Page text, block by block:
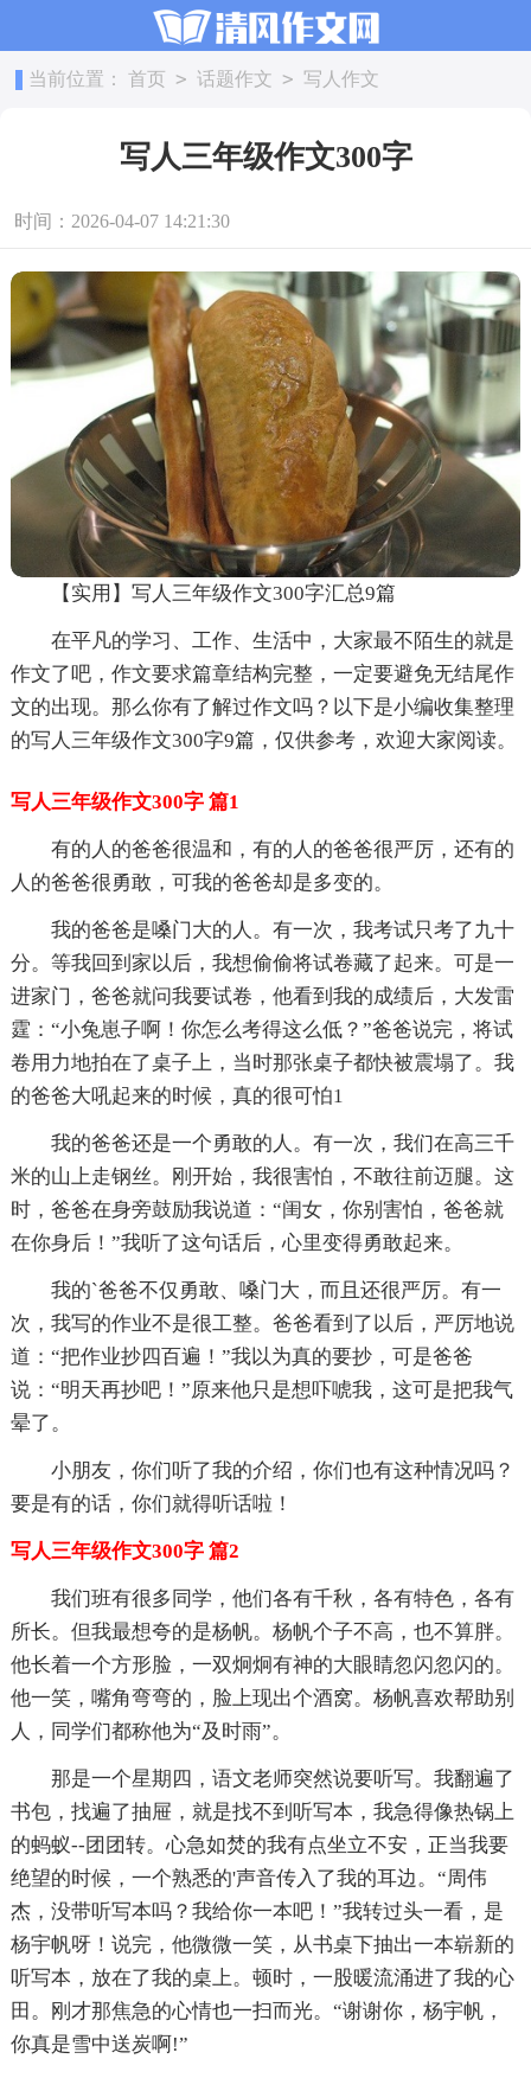
当前位置： 首页 > 话题作文 > 写人作文
写人三年级作文300字
时间：2026-04-07 14:21:30
【实用】写人三年级作文300字汇总9篇
在平凡的学习、工作、生活中，大家最不陌生的就是
作文了吧，作文要求篇章结构完整，一定要避免无结尾作
文的出现。那么你有了解过作文吗？以下是小编收集整理
的写人三年级作文300字9篇，仅供参考，欢迎大家阅读。
写人三年级作文300字 篇1
有的人的爸爸很温和，有的人的爸爸很严厉，还有的
人的爸爸很勇敢，可我的爸爸却是多变的。
我的爸爸是嗓门大的人。有一次，我考试只考了九十
分。等我回到家以后，我想偷偷将试卷藏了起来。可是一
进家门，爸爸就问我要试卷，他看到我的成绩后，大发雷
霆：“小兔崽子啊！你怎么考得这么低？”爸爸说完，将试
卷用力地拍在了桌子上，当时那张桌子都快被震塌了。我
的爸爸大吼起来的时候，真的很可怕1
我的爸爸还是一个勇敢的人。有一次，我们在高三千
米的山上走钢丝。刚开始，我很害怕，不敢往前迈腿。这
时，爸爸在身旁鼓励我说道：“闺女，你别害怕，爸爸就
在你身后！”我听了这句话后，心里变得勇敢起来。
我的`爸爸不仅勇敢、嗓门大，而且还很严厉。有一
次，我写的作业不是很工整。爸爸看到了以后，严厉地说
道：“把作业抄四百遍！”我以为真的要抄，可是爸爸
说：“明天再抄吧！”原来他只是想吓唬我，这可是把我气
晕了。
小朋友，你们听了我的介绍，你们也有这种情况吗？
要是有的话，你们就得听话啦！
写人三年级作文300字 篇2
我们班有很多同学，他们各有千秋，各有特色，各有
所长。但我最想夸的是杨帆。杨帆个子不高，也不算胖。
他长着一个方形脸，一双炯炯有神的大眼睛忽闪忽闪的。
他一笑，嘴角弯弯的，脸上现出个酒窝。杨帆喜欢帮助别
人，同学们都称他为“及时雨”。
那是一个星期四，语文老师突然说要听写。我翻遍了
书包，找遍了抽屉，就是找不到听写本，我急得像热锅上
的蚂蚁--团团转。心急如焚的我有点坐立不安，正当我要
绝望的时候，一个熟悉的'声音传入了我的耳边。“周伟
杰，没带听写本吗？我给你一本吧！”我转过头一看，是
杨宇帆呀！说完，他微微一笑，从书桌下抽出一本崭新的
听写本，放在了我的桌上。顿时，一股暖流涌进了我的心
田。刚才那焦急的心情也一扫而光。“谢谢你，杨宇帆，
你真是雪中送炭啊!”